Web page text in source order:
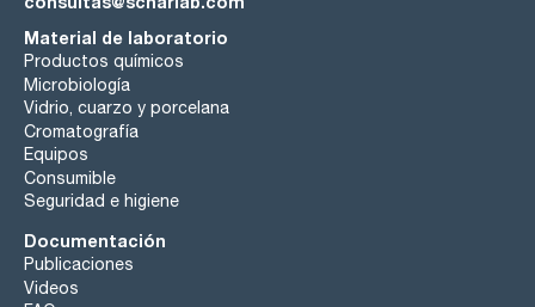
Material de laboratorio
Productos químicos
Microbiología
Vidrio, cuarzo y porcelana
Cromatografía
Equipos
Consumible
Seguridad e higiene
Documentación
Publicaciones
Videos